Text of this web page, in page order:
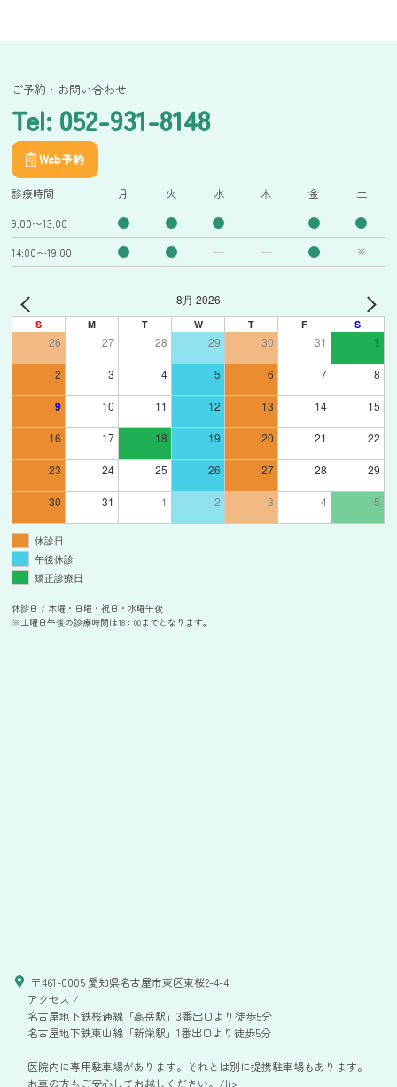
ご予約・お問い合わせ
Tel: 052-931-8148
Web予約
診療時間 月 火 水 木 金 土
9:00〜13:00
14:00〜19:00
※
8月 2026
S M T W T F S
26 27 28 29 30 31 1
2 3 4 5 6 7 8
9 10 11 12 13 14 15
16 17 18 19 20 21 22
23 24 25 26 27 28 29
30 31 1 2 3 4 5
休診日
午後休診
矯正診療日
休診日 / 木曜・日曜・祝日・水曜午後
※土曜日午後の診療時間は18：00までとなります。
〒461-0005 愛知県名古屋市東区東桜2-4-4
アクセス /
名古屋地下鉄桜通線「高岳駅」3番出口より徒歩5分
名古屋地下鉄東山線「新栄駅」1番出口より徒歩5分
医院内に専用駐車場があります。それとは別に提携駐車場もあります。
お車の方もご安心してお越しください。/li>